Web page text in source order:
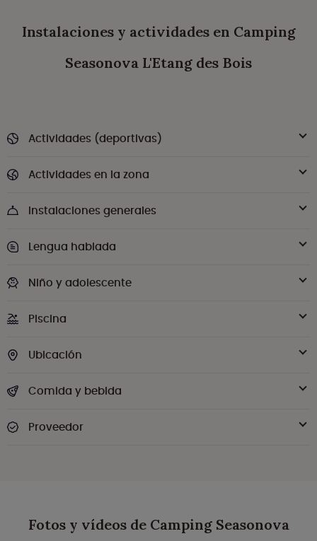
Instalaciones y actividades en Camping
Seasonova L'Etang des Bois
Actividades (deportivas)
Actividades en la zona
Instalaciones generales
Lengua hablada
Niño y adolescente
Piscina
Ubicación
Comida y bebida
Proveedor
Fotos y vídeos de Camping Seasonova